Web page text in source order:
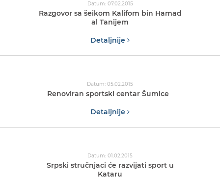
Datum: 07.02.2015
Razgovor sa šeikom Kalifom bin Hamad
al Tanijem
Detaljnije
Datum: 05.02.2015
Renoviran sportski centar Šumice
Detaljnije
Datum: 01.02.2015
Srpski stručnjaci će razvijati sport u
Kataru